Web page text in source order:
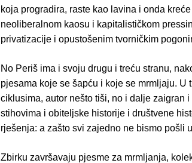
koja progradira, raste kao lavina i onda
neoliberalnom kaosu i kapitalističkom
privatizacije i opustošenim tvorničkim
No Periš ima i svoju drugu i treću stranu,
pjesama koje se šapću i koje se mrmljaju.
ciklusima, autor nešto tiši, no i dalje zaigran
stihovima i obiteljske historije i društvene
rješenja: a zašto svi zajedno ne bismo pošli
Zbirku završavaju pjesme za mrmljanja,